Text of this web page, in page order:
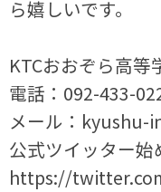
ら嬉しいです。
KTCおおぞら高等
電話：092-433-
メール：kyushu-
公式ツイッター
https://